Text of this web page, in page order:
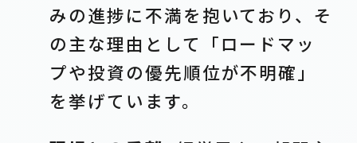
みの進捗に不満を抱いており、そ
の主な理由として「ロードマッ
プや投資の優先順位が不明確」
を挙げています。